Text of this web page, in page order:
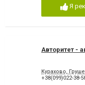
Я
Авторитет -
Курахово,
+38(099)022-38-